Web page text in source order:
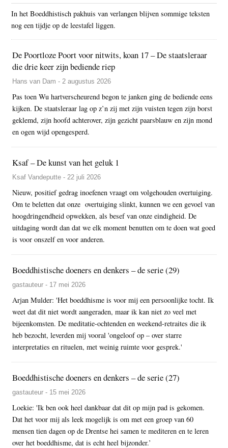
In het Boeddhistisch pakhuis van verlangen blijven sommige teksten
nog een tijdje op de leestafel liggen.
De Poortloze Poort voor nitwits, koan 17 – De staatsleraar
die drie keer zijn bediende riep
Hans van Dam - 2 augustus 2026
Pas toen Wu hartverscheurend begon te janken ging de bediende eens
kijken. De staatsleraar lag op z’n zij met zijn vuisten tegen zijn borst
geklemd, zijn hoofd achterover, zijn gezicht paarsblauw en zijn mond
en ogen wijd opengesperd.
Ksaf – De kunst van het geluk 1
Ksaf Vandeputte - 22 juli 2026
Nieuw, positief gedrag inoefenen vraagt om volgehouden overtuiging.
Om te beletten dat onze overtuiging slinkt, kunnen we een gevoel van
hoogdringendheid opwekken, als besef van onze eindigheid. De
uitdaging wordt dan dat we elk moment benutten om te doen wat goed
is voor onszelf en voor anderen.
Boeddhistische doeners en denkers – de serie (29)
gastauteur - 17 mei 2026
Arjan Mulder: 'Het boeddhisme is voor mij een persoonlijke tocht. Ik
weet dat dit niet wordt aangeraden, maar ik kan niet zo veel met
bijeenkomsten. De meditatie-ochtenden en weekend-retraites die ik
heb bezocht, leverden mij vooral 'ongeloof op – over starre
interpretaties en rituelen, met weinig ruimte voor gesprek.'
Boeddhistische doeners en denkers – de serie (27)
gastauteur - 15 mei 2026
Loekie: 'Ik ben ook heel dankbaar dat dit op mijn pad is gekomen.
Dat het voor mij als leek mogelijk is om met een groep van 60
mensen tien dagen op de Drentse hei samen te mediteren en te leren
over het boeddhisme, dat is echt heel bijzonder.’